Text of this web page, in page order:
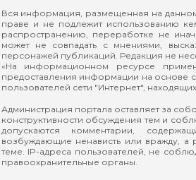
Вся информация, размещенная на данном
праве и не подлежит использованию
распространению, переработке не
может не совпадать с мнениями,
персонажей публикаций. Редакция не
«На информационном ресурсе
предоставления информации на основе
пользователей сети "Интернет",
Администрация портала оставляет за
конструктивности обсуждения тем и
допускаются комментарии,
возбуждающие ненависть или вражду,
теме. IP-адреса пользователей, не
правоохранительные органы.